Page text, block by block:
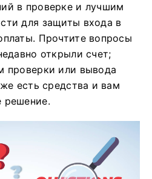
в проверке и лучшим
для защиты входа в
Прочтите вопросы
открыли счет;
проверки или вывода
есть средства и вам
решение.